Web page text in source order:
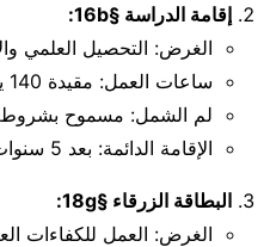
إقامة الدراسة §16b:
الغرض: التحصيل العلمي
ساعات العمل: مقيدة 140 يوم كامل في السنة.
لم الشمل: مسموح بشروط
الإقامة الدائمة: بعد 5 سنوات تحسب الدراسة بالنصف.
البطاقة الزرقاء §18g:
الغرض: العمل للكفاءات